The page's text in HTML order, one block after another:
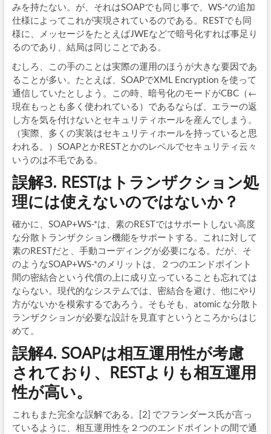
みを持たない。が、それはSOAPでも同じ事で、WS-*の追加
仕様によってこれが実現されているのである。RESTでも同
様に、メッセージをたとえばJWEなどで暗号化すれば事足り
るのであり、結局は同じことである。
むしろ、この手のことは実際の運用のほうが大きな要因であ
ることが多い。たとえば、SOAPでXML Encryption を使って
通信していたとしよう。この時、暗号化のモードがCBC（←
現在もっとも多く使われている）であるならば、エラーの返
し方を気を付けないとセキュリティホールを産んでしまう。
（実際、多くの実装はセキュリティホールを持っていると思
われる。）SOAPとかRESTとかのレベルでセキュリティ云々
いうのは不毛である。
誤解3. RESTはトランザクション処
理には使えないのではないか？
確かに、SOAP+WS-*は、素のRESTではサポートしない高度
な分散トランザクション機能をサポートする。これに対して
素のRESTだと、手動コーディングが必要になる。だが、そ
のようなSOAP+WS-*のメリットは、２つのエンドポイント
間の密結合という代償の上に成り立っていることも忘れては
ならない。現代的なシステムでは、密結合を避け、他にやり
方がないかを模索するであろう。そもそも、atomic な分散ト
ランザクションが必要な設計を見直すというところからはじ
めて。
誤解4. SOAPは相互運用性が考慮
されており、RESTよりも相互運用
性が高い。
これもまた完全な誤解である。[2] でフランダース氏が言っ
ているように、相互運用性を２つのエンドポイントの間で通